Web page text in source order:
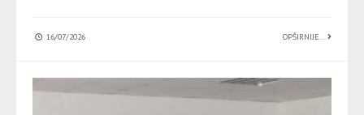
16/07/2026 OPŠIRNIJE...